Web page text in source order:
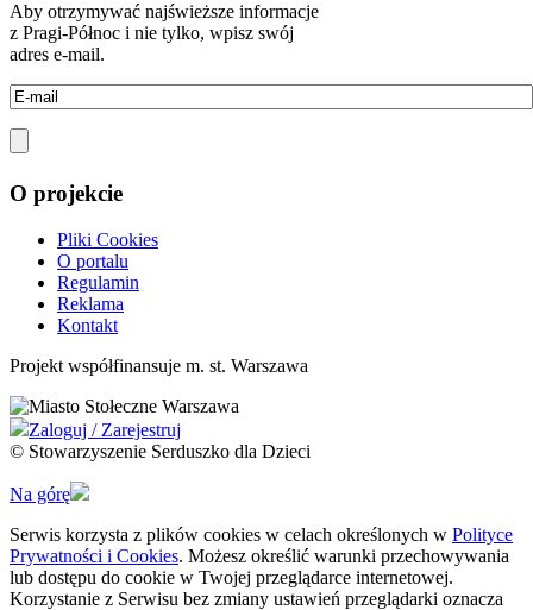
Aby otrzymywać najświeższe informacje
z Pragi-Północ i nie tylko, wpisz swój
adres e-mail.
O projekcie
Pliki Cookies
O portalu
Regulamin
Reklama
Kontakt
Projekt współfinansuje m. st. Warszawa
Zaloguj / Zarejestruj
© Stowarzyszenie Serduszko dla Dzieci
Na górę
Serwis korzysta z plików cookies w celach określonych w Polityce
Prywatności i Cookies. Możesz określić warunki przechowywania
lub dostępu do cookie w Twojej przeglądarce internetowej.
Korzystanie z Serwisu bez zmiany ustawień przeglądarki oznacza